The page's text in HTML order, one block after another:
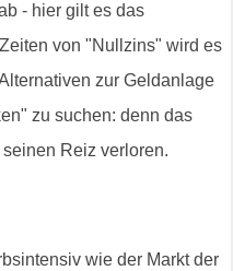
- hier gilt es das
von "Nullzins" wird es
zur Geldanlage
zu suchen: denn das
Reiz verloren.
wie der Markt der